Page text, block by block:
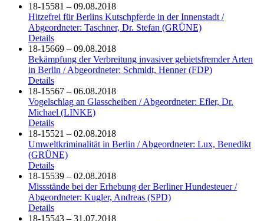
18-15581 – 09.08.2018
Hitzefrei für Berlins Kutschpferde in der Innenstadt /
Abgeordneter: Taschner, Dr. Stefan (GRÜNE)
Details
18-15669 – 09.08.2018
Bekämpfung der Verbreitung invasiver gebietsfremder Arten
in Berlin / Abgeordneter: Schmidt, Henner (FDP)
Details
18-15567 – 06.08.2018
Vogelschlag an Glasscheiben / Abgeordneter: Efler, Dr.
Michael (LINKE)
Details
18-15521 – 02.08.2018
Umweltkriminalität in Berlin / Abgeordneter: Lux, Benedikt
(GRÜNE)
Details
18-15539 – 02.08.2018
Missstände bei der Erhebung der Berliner Hundesteuer /
Abgeordneter: Kugler, Andreas (SPD)
Details
18-15543 – 31.07.2018